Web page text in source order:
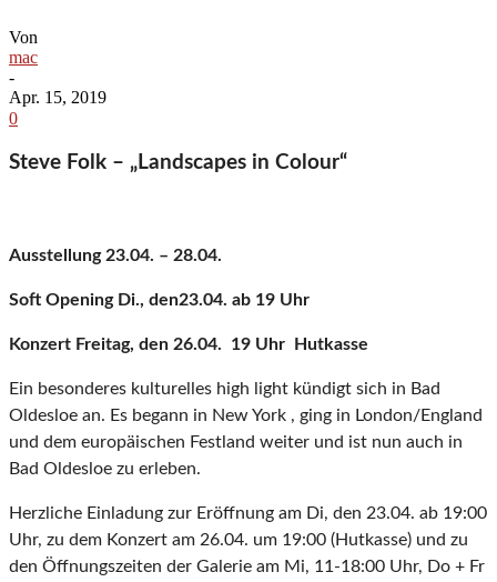
Von
mac
-
Apr. 15, 2019
0
Steve Folk – „Landscapes in Colour“
Ausstellung 23.04. – 28.04.
Soft Opening Di., den23.04. ab 19 Uhr
Konzert Freitag, den 26.04. 19 Uhr Hutkasse
Ein besonderes kulturelles high light kündigt sich in Bad
Oldesloe an. Es begann in New York , ging in London/England
und dem europäischen Festland weiter und ist nun auch in
Bad Oldesloe zu erleben.
Herzliche Einladung zur Eröffnung am Di, den 23.04. ab 19:00
Uhr, zu dem Konzert am 26.04. um 19:00 (Hutkasse) und zu
den Öffnungszeiten der Galerie am Mi, 11-18:00 Uhr, Do + Fr